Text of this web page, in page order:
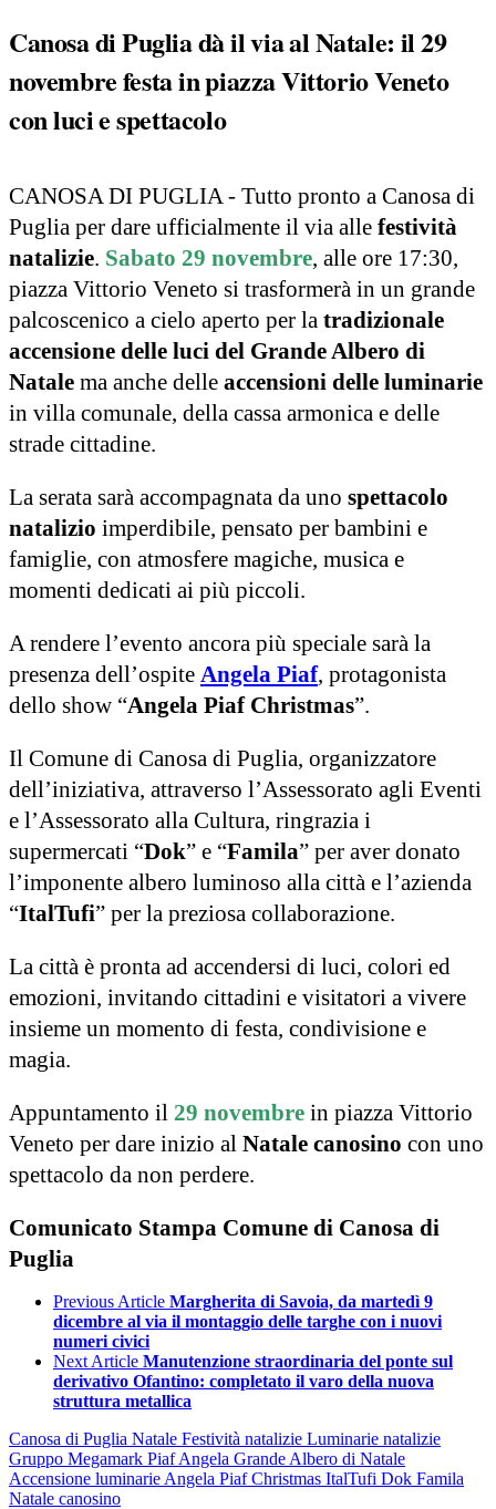
Canosa di Puglia dà il via al Natale: il 29
novembre festa in piazza Vittorio Veneto
con luci e spettacolo
CANOSA DI PUGLIA - Tutto pronto a Canosa di
Puglia per dare ufficialmente il via alle festività
natalizie. Sabato 29 novembre, alle ore 17:30,
piazza Vittorio Veneto si trasformerà in un grande
palcoscenico a cielo aperto per la tradizionale
accensione delle luci del Grande Albero di
Natale ma anche delle accensioni delle luminarie
in villa comunale, della cassa armonica e delle
strade cittadine.
La serata sarà accompagnata da uno spettacolo
natalizio imperdibile, pensato per bambini e
famiglie, con atmosfere magiche, musica e
momenti dedicati ai più piccoli.
A rendere l’evento ancora più speciale sarà la
presenza dell’ospite Angela Piaf, protagonista
dello show “Angela Piaf Christmas”.
Il Comune di Canosa di Puglia, organizzatore
dell’iniziativa, attraverso l’Assessorato agli Eventi
e l’Assessorato alla Cultura, ringrazia i
supermercati “Dok” e “Famila” per aver donato
l’imponente albero luminoso alla città e l’azienda
“ItalTufi” per la preziosa collaborazione.
La città è pronta ad accendersi di luci, colori ed
emozioni, invitando cittadini e visitatori a vivere
insieme un momento di festa, condivisione e
magia.
Appuntamento il 29 novembre in piazza Vittorio
Veneto per dare inizio al Natale canosino con uno
spettacolo da non perdere.
Comunicato Stampa Comune di Canosa di
Puglia
Previous Article Margherita di Savoia, da martedì 9
dicembre al via il montaggio delle targhe con i nuovi
numeri civici
Next Article Manutenzione straordinaria del ponte sul
derivativo Ofantino: completato il varo della nuova
struttura metallica
Canosa di Puglia Natale Festività natalizie Luminarie natalizie
Gruppo Megamark Piaf Angela Grande Albero di Natale
Accensione luminarie Angela Piaf Christmas ItalTufi Dok Famila
Natale canosino